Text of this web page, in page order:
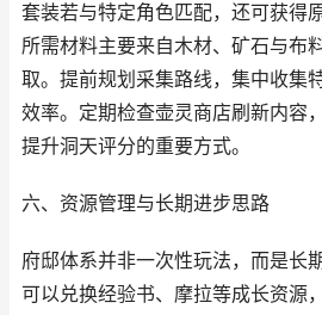
套装若与特定角色匹配，还可获得
所需材料主要来自木材、矿石与布
取。提前规划采集路线，集中收集
效率。定期检查壶灵商店刷新内容
提升洞天评分的重要方式。
六、资源管理与长期进步思路
府邸体系并非一次性玩法，而是长
可以兑换经验书、摩拉等成长资源